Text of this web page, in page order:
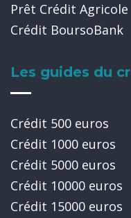
Prêt Crédit Agricole
Crédit BoursoBank
Les guides du
Crédit 500 euros
Crédit 1000 euros
Crédit 5000 euros
Crédit 10000 euros
Crédit 15000 euros